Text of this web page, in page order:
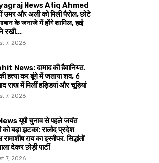
News Atiq Ahmed
उमर और अली को मिली पैरोल, छोटे
के जनाजे में होंगे शामिल, हाई
रखी...
7, 2026
News: दामाद की हैवानियत,
हत्या कर बूंगे में जलाया शव, 6
राख में मिलीं हड्डियां और चूड़ियां
7, 2026
यूपी चुनाव से पहले जयंत
को बड़ा झटका: रालोद प्रदेश
रामाशीष राय का इस्तीफा, सिद्धांतों
देकर छोड़ी पार्टी
7, 2026